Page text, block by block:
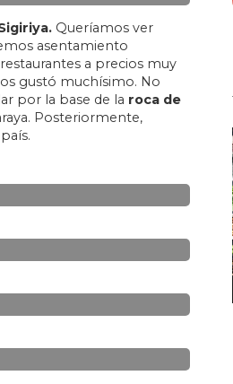
Queríamos ver
asentamiento
a precios muy
gustó muchísimo. No
por la base de la roca de
Posteriormente,